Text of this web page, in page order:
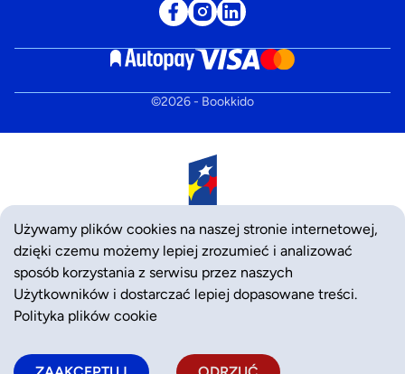
©2026- Bookkido
Używamy plików cookies na naszej stronie internetowej,
dzięki czemu możemy lepiej zrozumieć i analizować
sposób korzystania z serwisu przez naszych
Użytkowników i dostarczać lepiej dopasowane treści.
Polityka plików cookie